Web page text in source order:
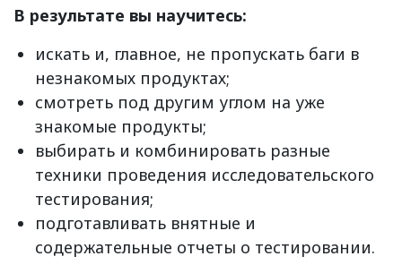
В результате вы научитесь:
искать и, главное, не пропускать баги в
незнакомых продуктах;
смотреть под другим углом на уже
знакомые продукты;
выбирать и комбинировать разные
техники проведения исследовательского
тестирования;
подготавливать внятные и
содержательные отчеты о тестировании.